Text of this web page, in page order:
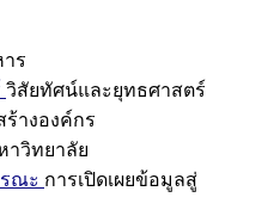
ร
วิสัยทัศน์และยุทธศาสตร์
ร้างองค์กร
าวิทยาลัย
ณะ การเปิดเผยข้อมูลสู่